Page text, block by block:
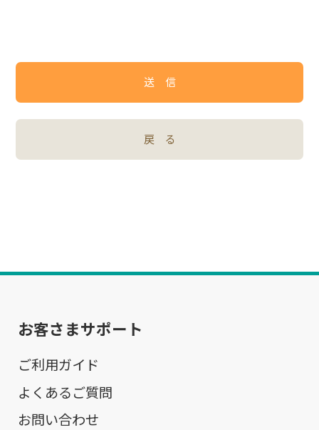
送 信
戻 る
お客さまサポート
ご利用ガイド
よくあるご質問
お問い合わせ